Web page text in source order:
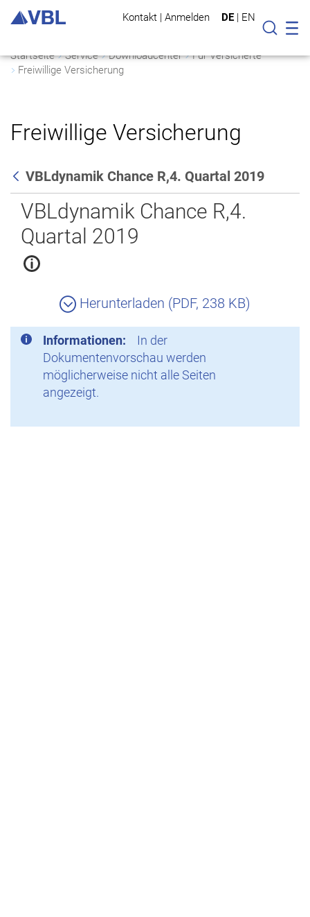
Kontakt | Anmelden DE | EN
Suche
Startseite Service Downloadcenter
Für Versicherte
Freiwillige Versicherung
Freiwillige Versicherung
Zurück
VBLdynamik Chance R,4. Quartal 2019
VBLdynamik Chance R,4.
Quartal 2019
Herunterladen (PDF, 238 KB)
Informationen:
In der
Dokumentenvorschau werden
möglicherweise nicht alle Seiten
angezeigt.